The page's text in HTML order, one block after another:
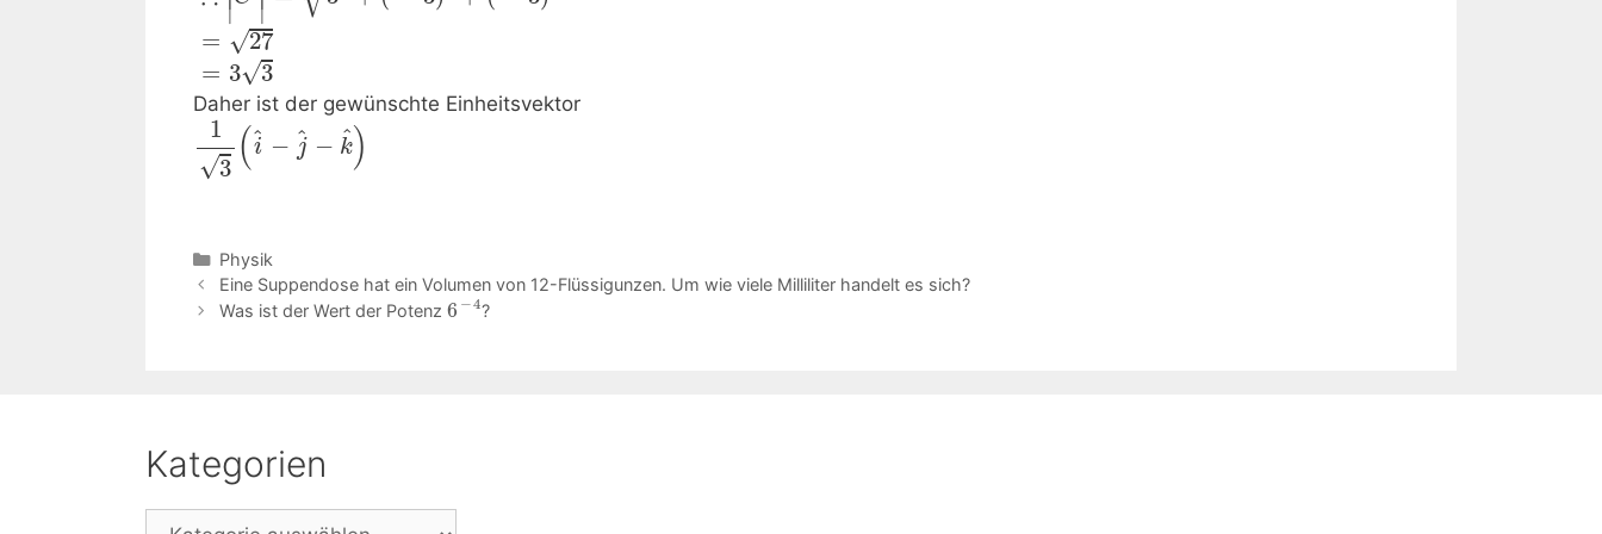
∣ ∣
= √27
= 3√3
Daher ist der gewünschte Einheitsvektor
1
√3 (ˆ
i − ˆ
j − ˆ
k)
Kategorien
Physik
Beitrags-
Navigation
Eine Suppendose hat ein Volumen von 12-Flüssigunzen. Um wie viele Milliliter handelt es sich?
Was ist der Wert der Potenz 6 −4?
Kategorien
Kategorien